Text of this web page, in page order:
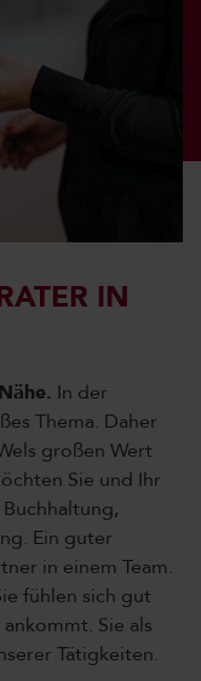
IN
In der
Thema. Daher
großen Wert
Sie und Ihr
Ein guter
in einem Team.
fühlen sich gut
Sie als
Tätigkeiten.